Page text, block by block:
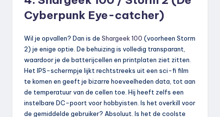
Cyberpunk Eye-catcher)
Wil je opvallen? Dan is de Shargeek 100 (voorheen Storm
2) je enige optie. De behuizing is volledig transparant,
waardoor je de batterijcellen en printplaten ziet zitten.
Het IPS-schermpje lijkt rechtstreeks uit een sci-fi film
te komen en geeft je bizarre hoeveelheden data, tot aan
de temperatuur van de cellen toe. Hij heeft zelfs een
instelbare DC-poort voor hobbyisten. Is het overkill voor
de gemiddelde gebruiker? Absoluut. Is het de coolste